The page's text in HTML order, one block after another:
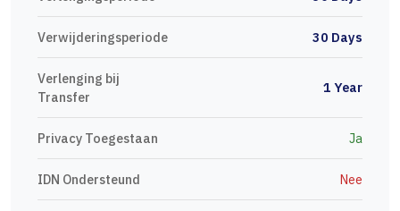
Verwijderingsperiode 30 Days
Verlenging bij
Transfer
1 Year
Privacy Toegestaan Ja
IDN Ondersteund Nee